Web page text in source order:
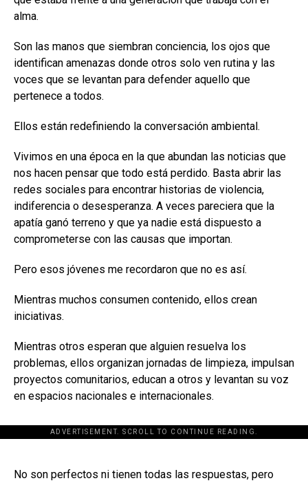
alma.
Son las manos que siembran conciencia, los ojos que
identifican amenazas donde otros solo ven rutina y las
voces que se levantan para defender aquello que
pertenece a todos.
Ellos están redefiniendo la conversación ambiental.
Vivimos en una época en la que abundan las noticias que
nos hacen pensar que todo está perdido. Basta abrir las
redes sociales para encontrar historias de violencia,
indiferencia o desesperanza. A veces pareciera que la
apatía ganó terreno y que ya nadie está dispuesto a
comprometerse con las causas que importan.
Pero esos jóvenes me recordaron que no es así.
Mientras muchos consumen contenido, ellos crean
iniciativas.
Mientras otros esperan que alguien resuelva los
problemas, ellos organizan jornadas de limpieza, impulsan
proyectos comunitarios, educan a otros y levantan su voz
en espacios nacionales e internacionales.
ADVERTISEMENT. SCROLL TO CONTINUE READING.
[adsforwp id="243463"]
No son perfectos ni tienen todas las respuestas, pero